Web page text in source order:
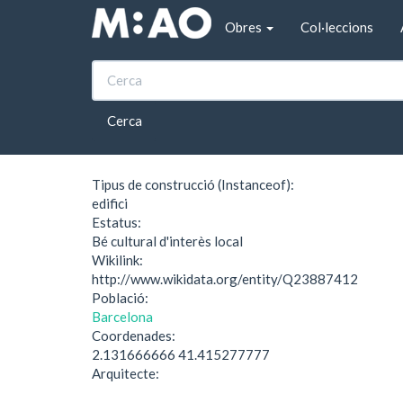
Vés al contingut
Obres
Col·leccions
Cerca
Inici Casa Casacuberta
Casa Casacuberta
Tipus de construcció (Instanceof):
edifici
Estatus:
Bé cultural d'interès local
Wikilink:
http://www.wikidata.org/entity/Q23887412
Població:
Barcelona
Coordenades:
2.131666666 41.415277777
Arquitecte: